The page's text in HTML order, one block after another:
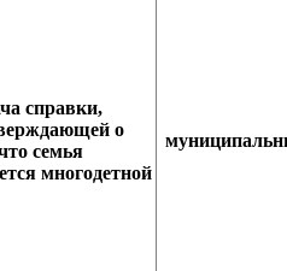
справки,
о
семья
многодетной